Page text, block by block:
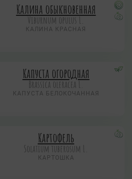
Калина обыкновенная
Viburnum opulus L.
КАЛИНА КРАСНАЯ
Капуста огородная
Brassica oleracea L.
КАПУСТА БЕЛОКОЧАННАЯ
Картофель
Solatium tuberosum L.
КАРТОШКА